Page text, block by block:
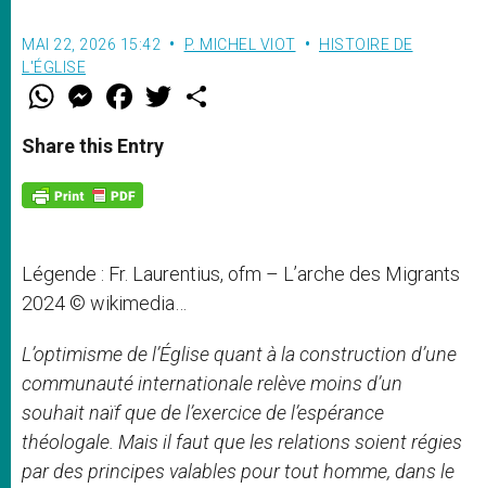
MAI 22, 2026 15:42 P. MICHEL VIOT
HISTOIRE DE
L'ÉGLISE
W
t
s
p
p
M
e
s
e
g
e
F
a
e
b
o
k
w
Share this Entry
Légende : Fr. Laurentius, ofm – L’arche des Migrants
2024 © wikimedia…
L’optimisme de l’Église quant à la construction d’une
communauté internationale relève moins d’un
souhait naïf que de l’exercice de l’espérance
théologale. Mais il faut que les relations soient régies
par des principes valables pour tout homme, dans le